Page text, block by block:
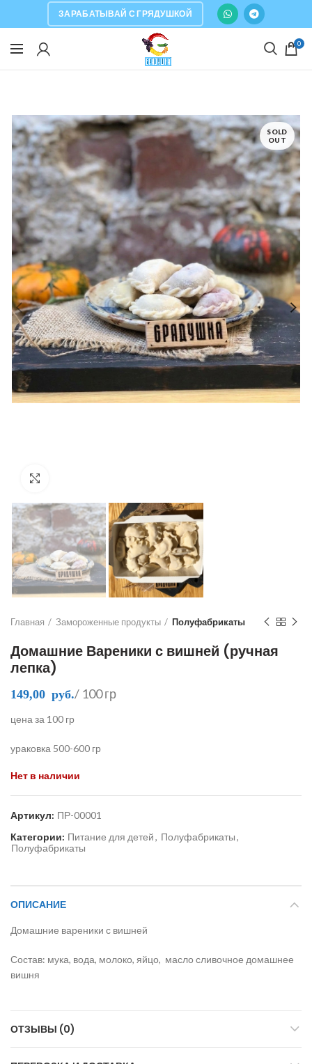
ЗАРАБАТЫВАЙ С ГРЯДУШКОЙ
0
SOLD
OUT
Главная Замороженные продукты Полуфабрикаты
Домашние Вареники с вишней (ручная
лепка)
149,00 руб. / 100 гр
цена за 100 гр
ураковка 500-600 гр
Нет в наличии
Артикул: ПР-00001
Категории: Питание для детей, Полуфабрикаты,
Полуфабрикаты
ОПИСАНИЕ
Домашние вареники с вишней
Состав: мука, вода, молоко, яйцо, масло сливочное домашнее
вишня
ОТЗЫВЫ (0)